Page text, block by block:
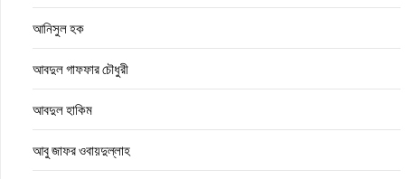
আনিসুল হক
আবদুল গাফফার চৌধুরী
আবদুল হাকিম
আবু জাফর ওবায়দুল্লাহ